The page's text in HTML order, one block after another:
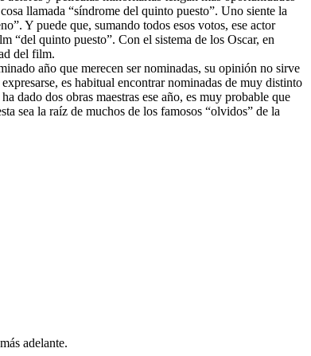
llamada “síndrome del quinto puesto”. Uno siente la
Y puede que, sumando todos esos votos, ese actor
“del quinto puesto”. Con el sistema de los Oscar, en
del film.
año que merecen ser nominadas, su opinión no sirve
es habitual encontrar nominadas de muy distinto
dado dos obras maestras ese año, es muy probable que
sea la raíz de muchos de los famosos “olvidos” de la
adelante.